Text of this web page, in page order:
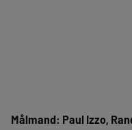
Målmand: Paul Izzo,